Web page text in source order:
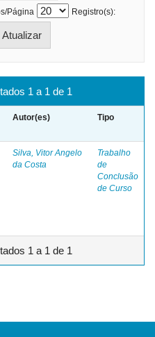
Página
Registro(s):
1 a 1 de 1
Autor(es) Tipo
Silva, Vitor Angelo
da Costa
Trabalho
de
Conclusão
de Curso
1 a 1 de 1